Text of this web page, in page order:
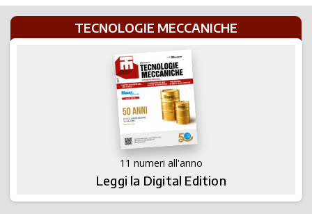
TECNOLOGIE MECCANICHE
11 numeri all'anno
Leggi la Digital Edition